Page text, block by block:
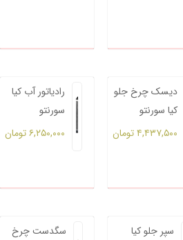
دیسک چرخ جلو
کیا سورنتو
۴,۴۳۷,۵۰۰تومان
رادیاتور آب کیا
سورنتو
۶,۲۵۰,۰۰۰تومان
سپر جلو کیا
سگدست چرخ